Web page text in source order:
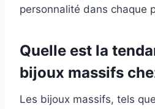
personnalité dans chaque
Quelle est la
bijoux massifs
Les bijoux massifs, tels